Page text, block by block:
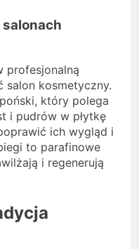
profesjonalną
salon kosmetyczny.
który polega
i pudrów w płytkę
ich wygląd i
to parafinowe
i regenerują